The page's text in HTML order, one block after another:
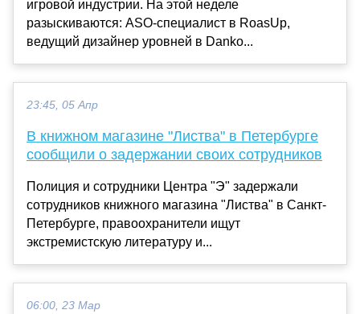
игровой индустрии. На этой неделе
разыскиваются: ASO-специалист в RoasUp,
ведущий дизайнер уровней в Danko...
23:45, 05 Апр
В книжном магазине "Листва" в Петербурге
сообщили о задержании своих сотрудников
Полиция и сотрудники Центра "Э" задержали
сотрудников книжного магазина "Листва" в Санкт-
Петербурге, правоохранители ищут
экстремистскую литературу и...
06:00, 23 Мар